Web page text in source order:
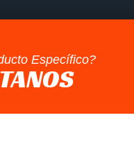
Específico?